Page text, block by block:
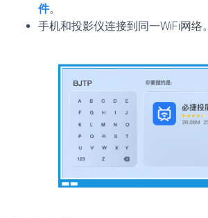
件。
手机和投影仪连接到同一WiFi网络。